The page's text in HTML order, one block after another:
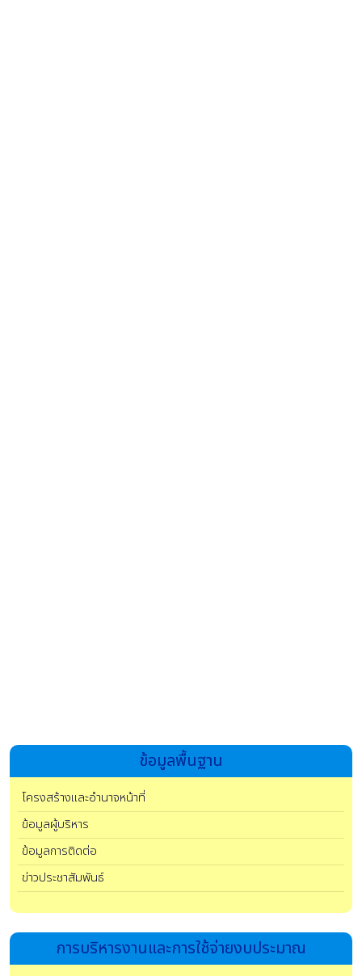
ข้อมูลพื้นฐาน
โครงสร้างและอำนาจหน้าที่
ข้อมูลผู้บริหาร
ข้อมูลการติดต่อ
ข่าวประชาสัมพันธ์
การบริหารงานและการใช้จ่ายงบประมาณ